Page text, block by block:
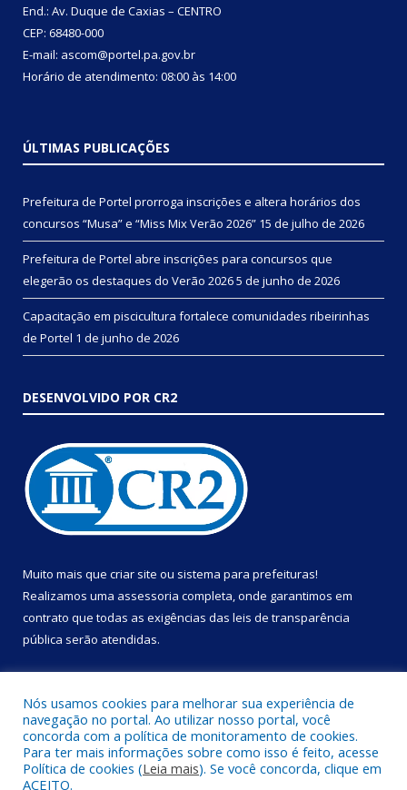
End.: Av. Duque de Caxias – CENTRO
CEP: 68480-000
E-mail: ascom@portel.pa.gov.br
Horário de atendimento: 08:00 às 14:00
ÚLTIMAS PUBLICAÇÕES
Prefeitura de Portel prorroga inscrições e altera horários dos
concursos “Musa” e “Miss Mix Verão 2026” 15 de julho de 2026
Prefeitura de Portel abre inscrições para concursos que
elegerão os destaques do Verão 20265 de junho de 2026
Capacitação em piscicultura fortalece comunidades ribeirinhas
de Portel 1 de junho de 2026
DESENVOLVIDO POR CR2
Muito mais que criar site ou sistema para prefeituras!
Realizamos uma assessoria completa, onde garantimos em
contrato que todas as exigências das leis de transparência
pública serão atendidas.
Todos os direitos reservados a Prefeitura Municipal de Portel.
Nós usamos cookies para melhorar sua experiência de
navegação no portal. Ao utilizar nosso portal, você
concorda com a política de monitoramento de cookies.
Para ter mais informações sobre como isso é feito, acesse
Política de cookies (Leia mais). Se você concorda, clique em
ACEITO.